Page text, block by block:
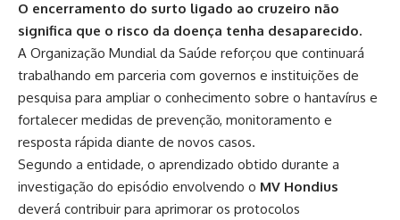
O encerramento do surto ligado ao cruzeiro não
significa que o risco da doença tenha desaparecido.
A Organização Mundial da Saúde reforçou que continuará
trabalhando em parceria com governos e instituições de
pesquisa para ampliar o conhecimento sobre o hantavírus e
fortalecer medidas de prevenção, monitoramento e
resposta rápida diante de novos casos.
Segundo a entidade, o aprendizado obtido durante a
investigação do episódio envolvendo o MV Hondius
deverá contribuir para aprimorar os protocolos